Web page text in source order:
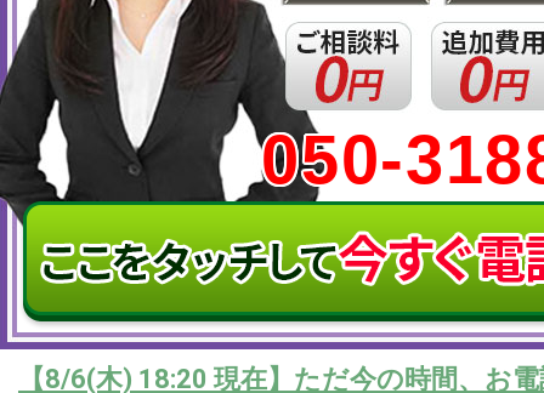
050-
【8/6(木) 18:20 現在】ただ今の時間、お